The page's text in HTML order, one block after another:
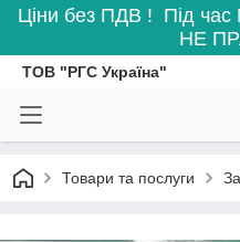
Ціни без ПДВ ! Під
НЕ
ТОВ "РГС Україна"
Товари та послуги